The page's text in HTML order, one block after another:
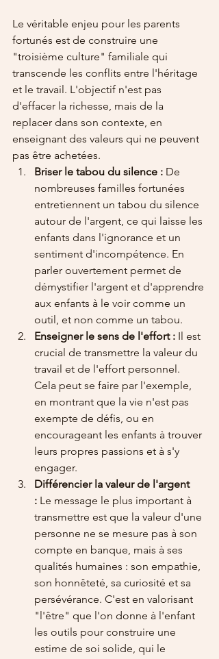
Le véritable enjeu pour les parents
fortunés est de construire une
"troisième culture" familiale qui
transcende les conflits entre l'héritage
et le travail. L'objectif n'est pas
d'effacer la richesse, mais de la
replacer dans son contexte, en
enseignant des valeurs qui ne peuvent
pas être achetées.
Briser le tabou du silence : De
nombreuses familles fortunées
entretiennent un tabou du silence
autour de l'argent, ce qui laisse les
enfants dans l'ignorance et un
sentiment d'incompétence. En
parler ouvertement permet de
démystifier l'argent et d'apprendre
aux enfants à le voir comme un
outil, et non comme un tabou.
Enseigner le sens de l'effort : Il est
crucial de transmettre la valeur du
travail et de l'effort personnel.
Cela peut se faire par l'exemple,
en montrant que la vie n'est pas
exempte de défis, ou en
encourageant les enfants à trouver
leurs propres passions et à s'y
engager.
Différencier la valeur de l'argent
: Le message le plus important à
transmettre est que la valeur d'une
personne ne se mesure pas à son
compte en banque, mais à ses
qualités humaines : son empathie,
son honnêteté, sa curiosité et sa
persévérance. C'est en valorisant
"l'être" que l'on donne à l'enfant
les outils pour construire une
estime de soi solide, qui le